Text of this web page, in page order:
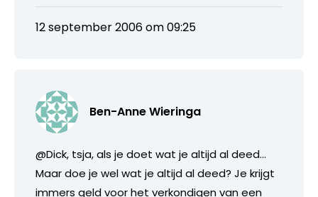
12 september 2006 om 09:25
Ben-Anne Wieringa
@Dick, tsja, als je doet wat je altijd al deed…
Maar doe je wel wat je altijd al deed? Je krijgt
immers geld voor het verkondigen van een